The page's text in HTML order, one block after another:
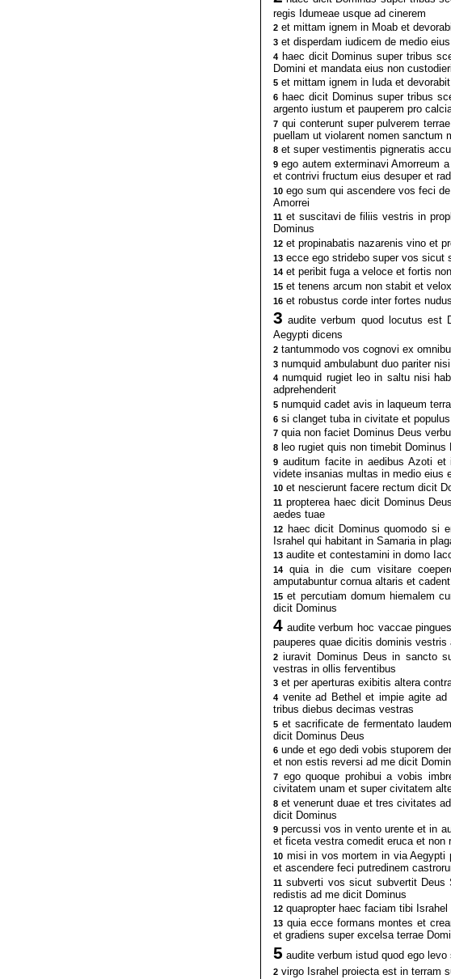
regis Idumeae usque ad cinerem
2 et mittam ignem in Moab et
3 et disperdam iudicem de medio
4 haec dicit Dominus super tribus
Domini et mandata eius non
5 et mittam ignem in Iuda et
6 haec dicit Dominus super tribus
argento iustum et pauperem pro
7 qui conterunt super pulverem
puellam ut violarent nomen sanctum
8 et super vestimentis pigneratis
9 ego autem exterminavi Amorreum
et contrivi fructum eius desuper et
10 ego sum qui ascendere vos feci
Amorrei
11 et suscitavi de filiis vestris in
Dominus
12 et propinabatis nazarenis vino et
13 ecce ego stridebo super vos sicut
14 et peribit fuga a veloce et fortis
15 et tenens arcum non stabit et
16 et robustus corde inter fortes
3 audite verbum quod locutus est
Aegypti dicens
2 tantummodo vos cognovi ex
3 numquid ambulabunt duo pariter
4 numquid rugiet leo in saltu nisi
adprehenderit
5 numquid cadet avis in laqueum
6 si clanget tuba in civitate et
7 quia non faciet Dominus Deus
8 leo rugiet quis non timebit
9 auditum facite in aedibus Azoti et
videte insanias multas in medio eius
10 et nescierunt facere rectum dicit
11 propterea haec dicit Dominus
aedes tuae
12 haec dicit Dominus quomodo si
Israhel qui habitant in Samaria in
13 audite et contestamini in domo
14
quia in die cum visitare
amputabuntur cornua altaris et
15 et percutiam domum hiemalem
dicit Dominus
4 audite verbum hoc vaccae
pauperes quae dicitis dominis vestris
2 iuravit Dominus Deus in sancto
vestras in ollis ferventibus
3 et per aperturas exibitis altera
4 venite ad Bethel et impie agite
tribus diebus decimas vestras
5 et sacrificate de fermentato
dicit Dominus Deus
6 unde et ego dedi vobis stuporem
et non estis reversi ad me dicit
7 ego quoque prohibui a vobis
civitatem unam et super civitatem
8 et venerunt duae et tres civitates
dicit Dominus
9 percussi vos in vento urente et in
et ficeta vestra comedit eruca et non
10 misi in vos mortem in via Aegypti
et ascendere feci putredinem
11 subverti vos sicut subvertit Deus
redistis ad me dicit Dominus
12 quapropter haec faciam tibi
13 quia ecce formans montes et
et gradiens super excelsa terrae
5 audite verbum istud quod ego
2 virgo Israhel proiecta est in terram